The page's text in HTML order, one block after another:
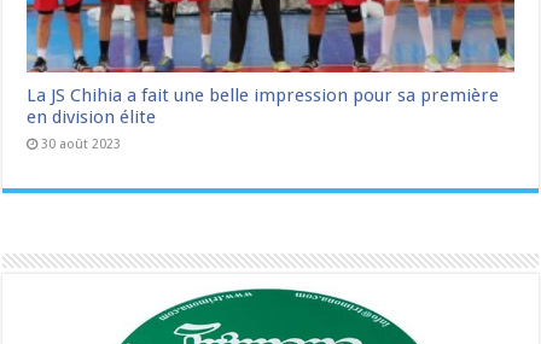
La JS Chihia a fait une belle impression pour sa première
en division élite
30 août 2023